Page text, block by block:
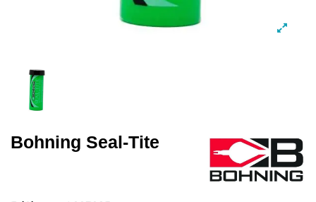
Bohning Seal-Tite